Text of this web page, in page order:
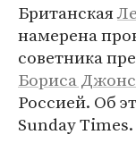
Британская
намерена
советника
Бориса
Россией. Об
Sunday Times.